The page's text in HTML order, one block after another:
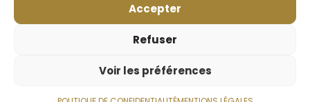
Accepter
Refuser
Voir les préférences
POLITIQUE DE CONFIDENTIALITÉ